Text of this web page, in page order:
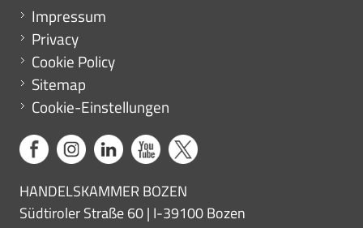
Menu footer
Impressum
Privacy
Cookie Policy
Sitemap
Cookie-Einstellungen
HANDELSKAMMER BOZEN
Südtiroler Straße 60 | I-39100 Bozen